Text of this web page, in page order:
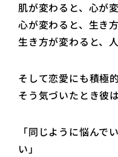
肌が変わると、心が変
心が変わると、生き
生き方が変わると、
そして恋愛にも積極
そう気づいたとき彼
「同じように悩んで
い」